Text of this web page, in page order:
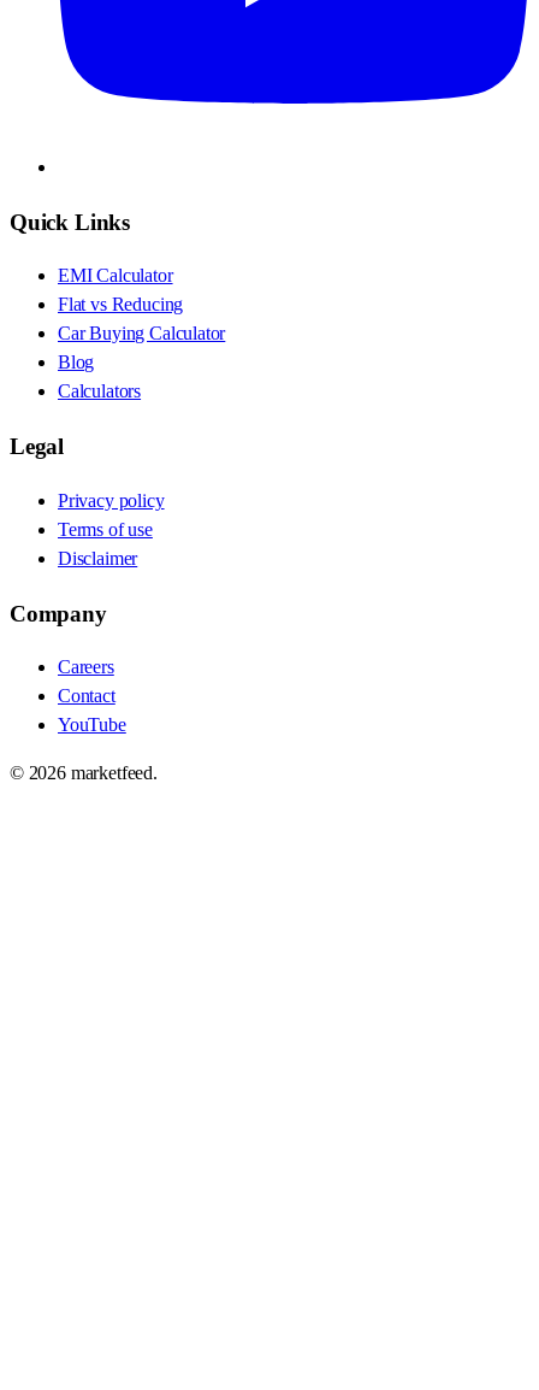
Quick Links
EMI Calculator
Flat vs Reducing
Car Buying Calculator
Blog
Calculators
Legal
Privacy policy
Terms of use
Disclaimer
Company
Careers
Contact
YouTube
© 2026marketfeed.